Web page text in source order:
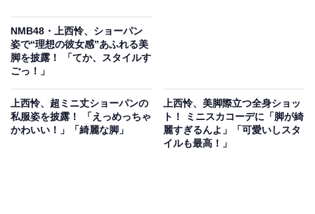
NMB48・上西怜、ショーパン
姿で“理想の彼女感”あふれる美
脚を披露！ 「てか、スタイルす
ごっ！」
上西怜、超ミニ丈ショーパンの
私服姿を披露！ 「えっめっちゃ
かわいい！」「綺麗な脚」
上西怜、美脚際立つ全身ショッ
ト！ ミニスカコーデに「脚が綺
麗すぎるんよ」「可愛いしスタ
イルも最高！」